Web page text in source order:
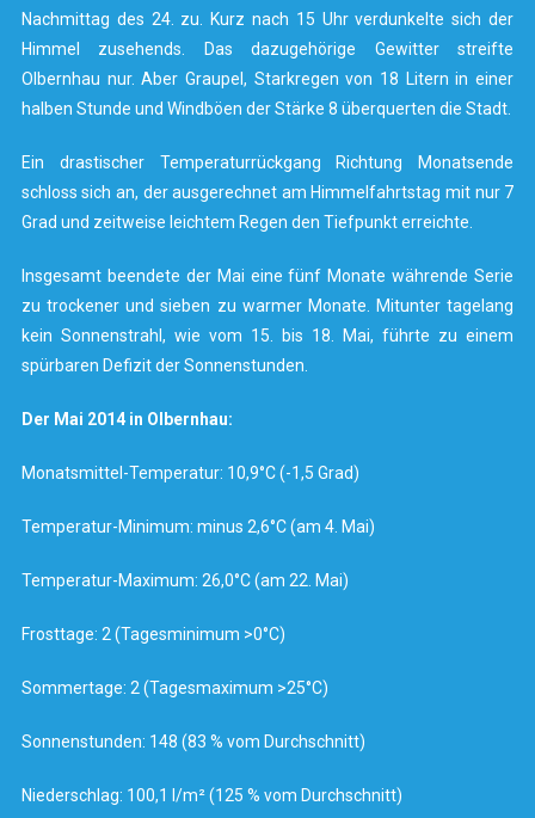
Nachmittag des 24. zu. Kurz nach 15 Uhr verdunkelte sich der
Himmel zusehends. Das dazugehörige Gewitter streifte
Olbernhau nur. Aber Graupel, Starkregen von 18 Litern in einer
halben Stunde und Windböen der Stärke 8 überquerten die Stadt.
Ein drastischer Temperaturrückgang Richtung Monatsende
schloss sich an, der ausgerechnet am Himmelfahrtstag mit nur 7
Grad und zeitweise leichtem Regen den Tiefpunkt erreichte.
Insgesamt beendete der Mai eine fünf Monate währende Serie
zu trockener und sieben zu warmer Monate. Mitunter tagelang
kein Sonnenstrahl, wie vom 15. bis 18. Mai, führte zu einem
spürbaren Defizit der Sonnenstunden.
Der Mai 2014 in Olbernhau:
Monatsmittel-Temperatur: 10,9°C (-1,5 Grad)
Temperatur-Minimum: minus 2,6°C (am 4. Mai)
Temperatur-Maximum: 26,0°C (am 22. Mai)
Frosttage: 2 (Tagesminimum >0°C)
Sommertage: 2 (Tagesmaximum >25°C)
Sonnenstunden: 148 (83 % vom Durchschnitt)
Niederschlag: 100,1 l/m² (125 % vom Durchschnitt)